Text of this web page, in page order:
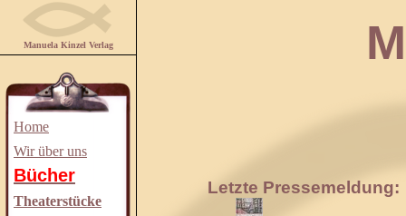
Manuela Kinzel Verlag
Home
Wir über uns
Bücher
Theaterstücke
Letzte Pressemeldung: